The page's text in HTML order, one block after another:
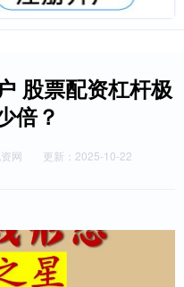
股票配资杠杆极
倍？
网
更新：2025-10-22